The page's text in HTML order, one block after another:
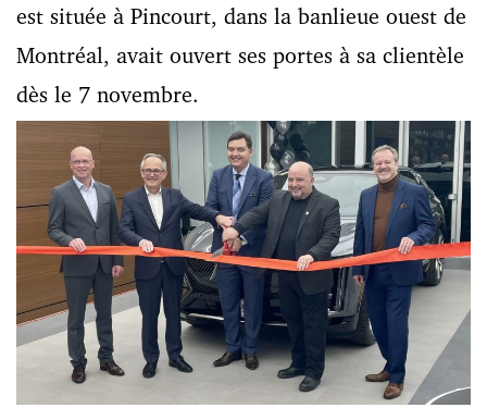
est située à Pincourt, dans la banlieue ouest de
Montréal, avait ouvert ses portes à sa clientèle
dès le 7 novembre.